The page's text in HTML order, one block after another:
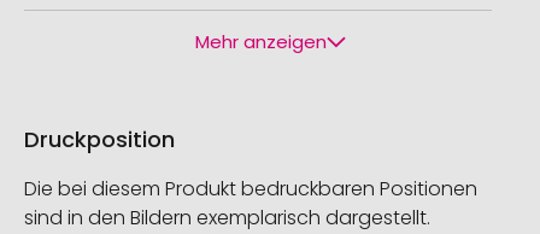
Mehr anzeigen
Druckposition
Die bei diesem Produkt bedruckbaren Positionen
sind in den Bildern exemplarisch dargestellt.